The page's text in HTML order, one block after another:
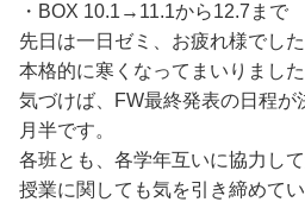
・BOX 10.1→11.1から12.7まで
先日は一日ゼミ、お疲れ様でした
本格的に寒くなってまいりました
気づけば、FW最終発表の日程が
月半です。
各班とも、各学年互いに協力し
授業に関しても気を引き締めて